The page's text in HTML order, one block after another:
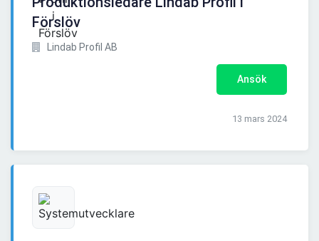
Förslöv
Lindab Profil AB
Ansök
13 mars 2024